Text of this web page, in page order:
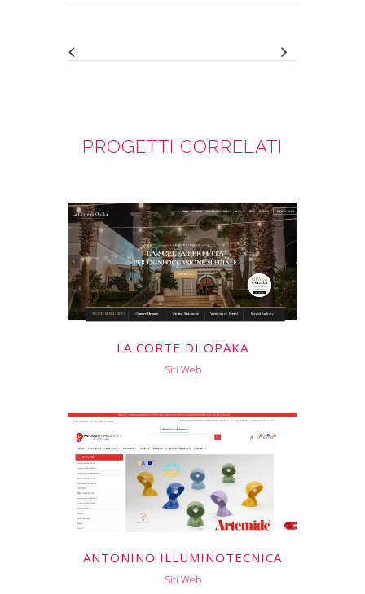
PROGETTI CORRELATI
LA CORTE DI OPAKA
Siti Web
ANTONINO ILLUMINOTECNICA
Siti Web